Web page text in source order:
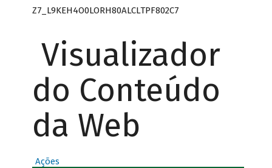
Z7_L9KEH4O0LORH80ALCLTPF802C7
Visualizador
do Conteúdo
da Web
Ações